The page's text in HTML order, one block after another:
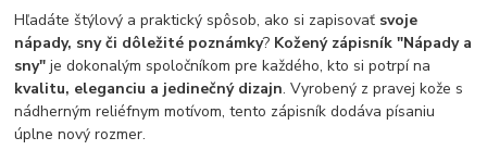
Hľadáte štýlový a praktický spôsob, ako si zapisovať svoje
nápady, sny či dôležité poznámky? Kožený zápisník "Nápady a
sny" je dokonalým spoločníkom pre každého, kto si potrpí na
kvalitu, eleganciu a jedinečný dizajn. Vyrobený z pravej kože s
nádherným reliéfnym motívom, tento zápisník dodáva písaniu
úplne nový rozmer.